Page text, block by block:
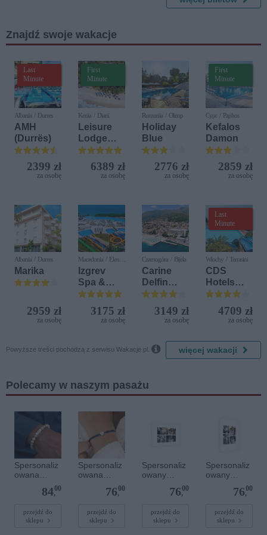
Wiedniu z
Znajdź swoje wakacje
Last
Minute
Albania / Durres
AMH
(Durrës)
2399 zł
za osobę
First
Minute
Kenia / Diani
Leisure
Lodge
Beach &
Golf
Resort by
6389 zł
za osobę
Rumunia / Olimp
Holiday
Blue
2776 zł
za osobę
First
Minute
Cypr / Paphos
Kefalos
Damon
2859 zł
za osobę
Albania / Durres
Marika
2959 zł
za osobę
Macedonia / Elen
Kamen
Izgrev
Spa &
Aquapark
3175 zł
za osobę
Czarnogóra / Bijela
Carine
Delfin
Bijela (ex.
Iberostar
Bijela
3149 zł
za osobę
Last
Minute
Włochy / Terrasini
CDS
Hotels
Terrasini
(ex. Citta
del Mare)
4709 zł
za osobę
Powyższe treści pochodzą z serwisu Wakacje.pl.  więcej wakacji
Polecamy w naszym pasażu
Spersonaliz
owana
bransoletka
szlachetnym
i - Szary - M
84,
00
przejdź do
sklepu
Spersonaliz
owana
bransoletka
sznurkowa -
Srebrne
serce
76,
00
przejdź do
sklepu
Spersonaliz
owany
plakat - 60 x
76,
00
przejdź do
sklepu
Spersonaliz
owany
plakat - 40 x
76,
00
przejdź do
sklepu